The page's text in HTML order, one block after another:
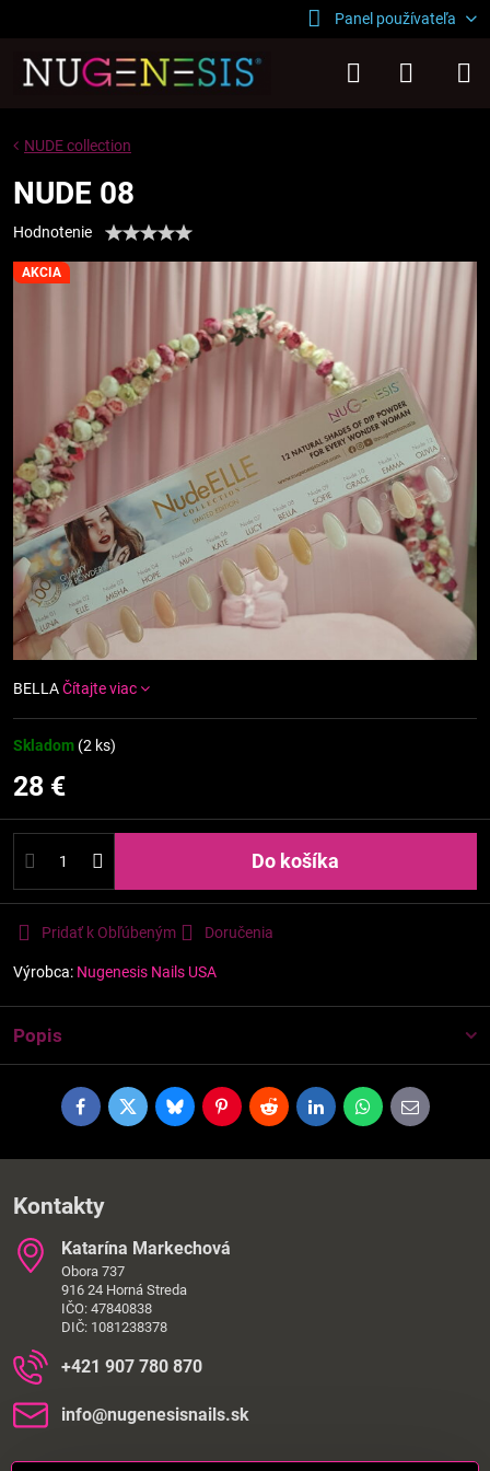
Panel používateľa
AKCIA
NUDE collection
NUDE 08
Hodnotenie
BELLAČítajte viac
Skladom (2 ks)
28 €
Do košíka
Pridať k Obľúbeným Doručenia
Výrobca: Nugenesis Nails USA
Popis
FacebookTwitterBlueskyPinterestRedditLinkedInWhatsApp
E-
mail
Kontakty
Katarína Markechová
Obora 737
916 24 Horná Streda
IČO: 47840838
DIČ: 1081238378
+421 907 780 870
info​@nugenesisnails​.sk